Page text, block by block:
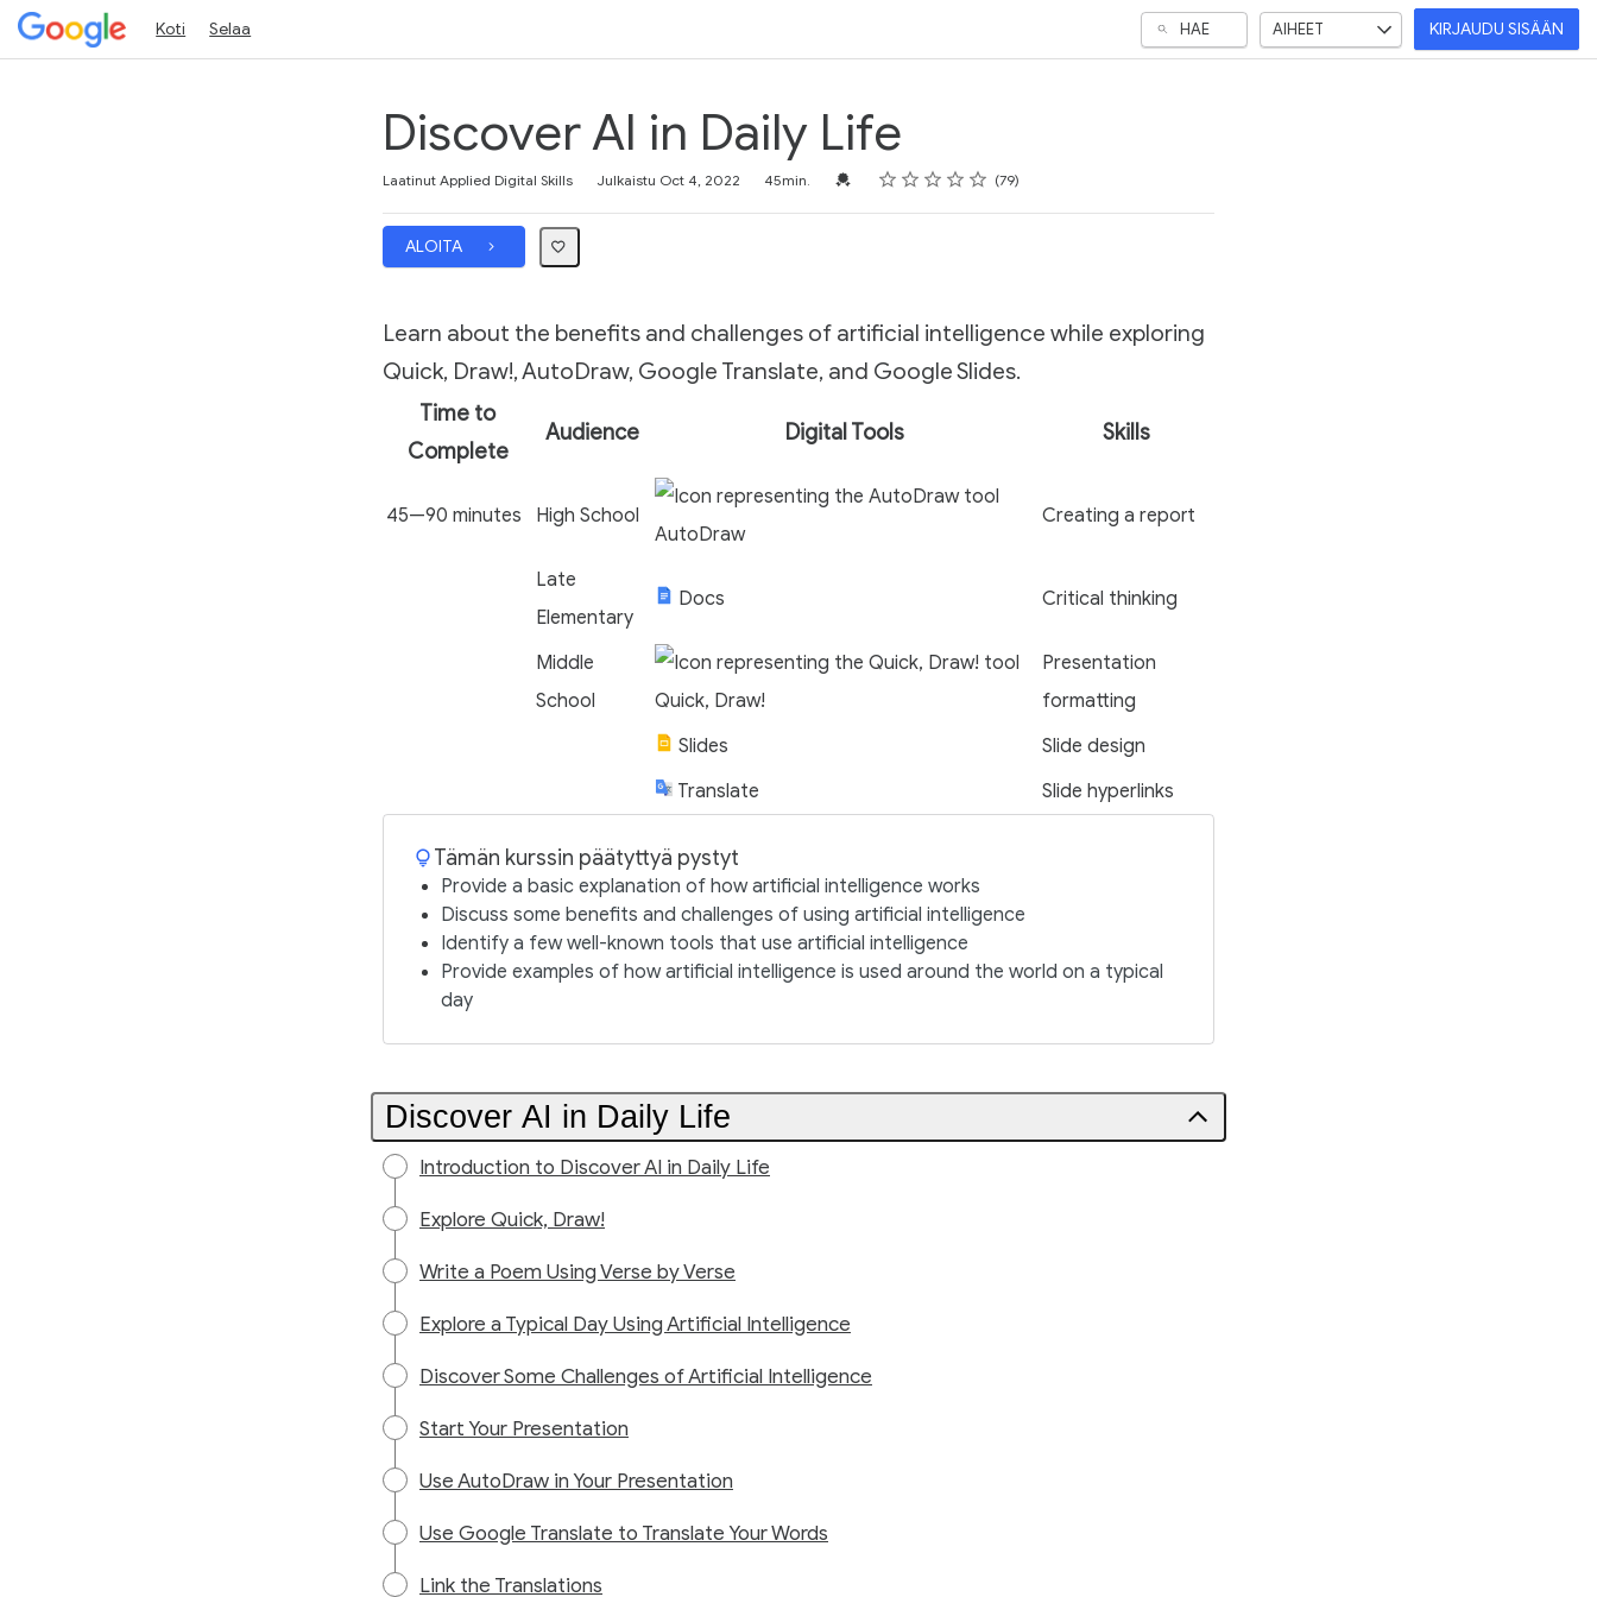
Koti Selaa HAE AIHEET KIRJAUDU SISÄÄN
Discover AI in Daily Life
Laatinut Applied Digital Skills Julkaistu Oct 4, 2022 45min. Valtuutus loppuun saattamista varten
Arvosana
1 tähti
2 tähteä
3 tähteä
4 tähteä
5 tähteä 79
ALOITA
Learn about the benefits and challenges of artificial intelligence while exploring
Quick, Draw!, AutoDraw, Google Translate, and Google Slides.
Time to
Complete
Audience Digital Tools Skills
45—90 minutes
High School
AutoDraw
Creating a report
Late
Elementary
Docs Critical thinking
Middle
School
Quick, Draw!
Presentation
formatting
Slides
Slide design
Translate
Slide hyperlinks
Tämän kurssin päätyttyä pystyt
Provide a basic explanation of how artificial intelligence works
Discuss some benefits and challenges of using artificial intelligence
Identify a few well-known tools that use artificial intelligence
Provide examples of how artificial intelligence is used around the world on a typical
day
Discover AI in Daily Life
Introduction to Discover AI in Daily Life
Explore Quick, Draw!
Write a Poem Using Verse by Verse
Explore a Typical Day Using Artificial Intelligence
Discover Some Challenges of Artificial Intelligence
Start Your Presentation
Use AutoDraw in Your Presentation
Use Google Translate to Translate Your Words
Link the Translations